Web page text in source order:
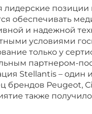
лидерские
обеспечивать
и надежной
условиями
только у
партнером-
Stellantis – один
брендов Peugeot,
также